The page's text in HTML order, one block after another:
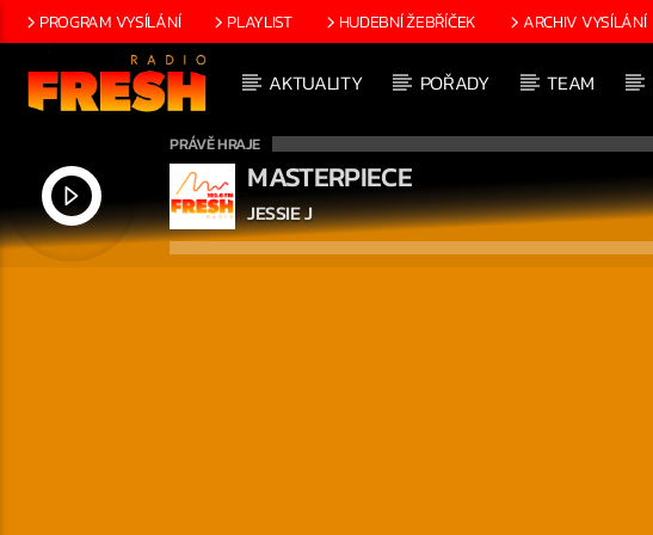
PROGRAM VYSÍLÁNÍ PLAYLIST HUDEBNÍ ŽEBŘÍČEK ARCHIV VYSÍLÁNÍ
AKTUALITY POŘADY TEAM
PRÁVĚ HRAJE
MASTERPIECE
JESSIE J